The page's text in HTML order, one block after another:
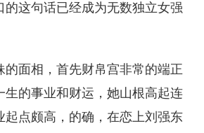
这句话已经成为无数独立女强
面相，首先财帛宫非常的端正
生的事业和财运，她山根高起连
起点颇高，的确，在恋上刘强东